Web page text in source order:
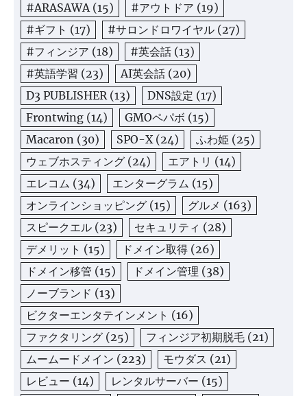
#ARASAWA(15) #アウトドア (19)
#ギフト (17) #サロンドロワイヤル (27)
#フィンジア (18) #英会話 (13)
#英語学習 (23) AI英会話 (20)
D3 PUBLISHER(13) DNS設定 (17)
Frontwing (14) GMOペパボ (15)
Macaron (30) SPO-X(24) ふわ姫 (25)
ウェブホスティング (24) エアトリ (14)
エレコム (34) エンターグラム (15)
オンラインショッピング (15) グルメ (163)
スピークエル (23) セキュリティ (28)
デメリット (15) ドメイン取得 (26)
ドメイン移管 (15) ドメイン管理 (38)
ノーブランド (13)
ビクターエンタテインメント (16)
ファクタリング (25) フィンジア初期脱毛 (21)
ムームードメイン (223) モウダス (21)
レビュー (14) レンタルサーバー (15)